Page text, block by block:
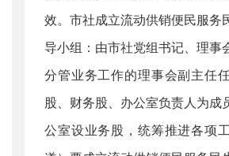
效。市社成立流动供销便民服务
导小组：由市社党组书记、理事
分管业务工作的理事会副主任
股、财务股、办公室负责人为成
公室设业务股，统筹推进各项